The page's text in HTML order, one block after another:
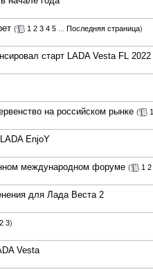
( 1 2 3 4 5 Последняя страница)
старт LADA Vesta FL 2022
на российском рынке ( 1
EnjoY
международном форуме ( 1 2
для Лада Веста 2
2 3)
Vesta